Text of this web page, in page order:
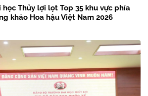
học Thủy lợi lọt Top 35 khu vực phía
khảo Hoa hậu Việt Nam 2026